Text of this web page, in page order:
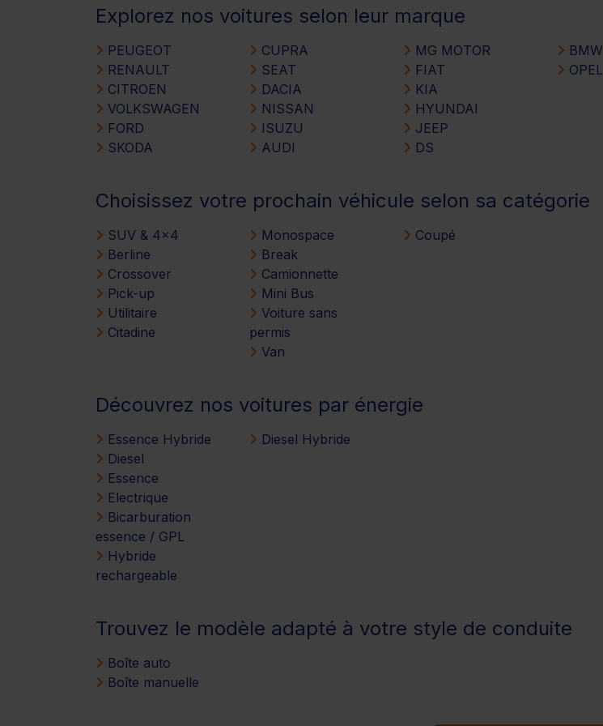
Explorez nos voitures selon leur marque
PEUGEOT
RENAULT
CITROEN
VOLKSWAGEN
FORD
SKODA
CUPRA
SEAT
DACIA
NISSAN
ISUZU
AUDI
MG MOTOR
FIAT
KIA
HYUNDAI
JEEP
DS
BMW
OPEL
Choisissez votre prochain véhicule selon sa catégorie
SUV & 4x4
Berline
Crossover
Pick-up
Utilitaire
Citadine
Monospace
Break
Camionnette
Mini Bus
Voiture sans
permis
Van
Coupé
Découvrez nos voitures par énergie
Essence Hybride
Diesel
Essence
Electrique
Bicarburation
essence / GPL
Hybride
rechargeable
Diesel Hybride
Trouvez le modèle adapté à votre style de conduite
Boîte auto
Boîte manuelle